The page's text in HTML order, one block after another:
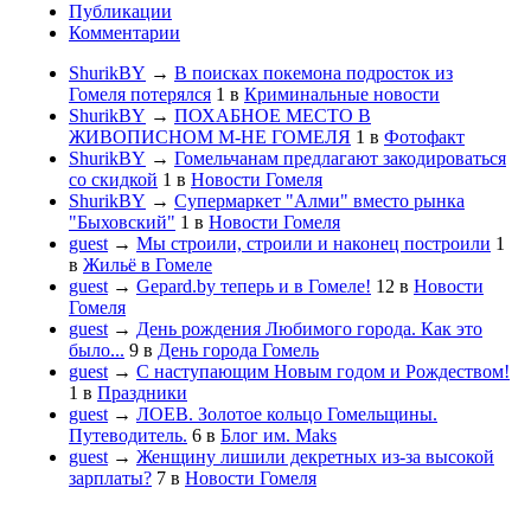
Публикации
Комментарии
ShurikBY → В поисках покемона подросток из
Гомеля потерялся 1 в Криминальные новости
ShurikBY → ПОХАБНОЕ МЕСТО В
ЖИВОПИСНОМ М-НЕ ГОМЕЛЯ 1 в Фотофакт
ShurikBY → Гомельчанам предлагают закодироваться
со скидкой 1 в Новости Гомеля
ShurikBY → Супермаркет "Алми" вместо рынка
"Быховский" 1 в Новости Гомеля
guest → Мы строили, строили и наконец построили 1
в Жильё в Гомеле
guest → Gepard.by теперь и в Гомеле! 12 в Новости
Гомеля
guest → День рождения Любимого города. Как это
было... 9 в День города Гомель
guest → С наступающим Новым годом и Рождеством!
1 в Праздники
guest → ЛОЕВ. Золотое кольцо Гомельщины.
Путеводитель. 6 в Блог им. Maks
guest → Женщину лишили декретных из-за высокой
зарплаты? 7 в Новости Гомеля